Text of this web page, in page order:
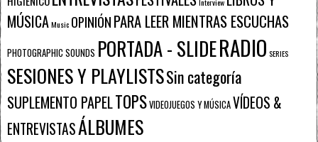
Interview
MÚSICAMusic OPINIÓNPARA LEER MIENTRAS ESCUCHAS
PHOTOGRAPHIC SOUNDS PORTADA - SLIDERADIO SERIES
SESIONES Y PLAYLISTSSin categoría
SUPLEMENTO PAPELTOPSVIDEOJUEGOS Y MÚSICAVÍDEOS &
ENTREVISTASÁLBUMES